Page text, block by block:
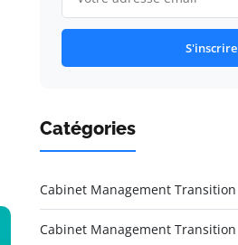
S'inscrire
Catégories
Cabinet Management Transition
Cabinet Management Transition